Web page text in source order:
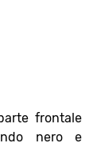
frontale
nero e